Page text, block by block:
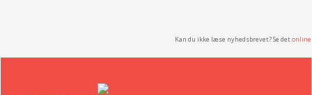
Kan du ikke læse nyhedsbrevet? Se detonline